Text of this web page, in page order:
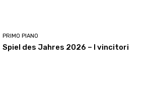
PRIMO PIANO
Spiel des Jahres 2026 – I vincitori